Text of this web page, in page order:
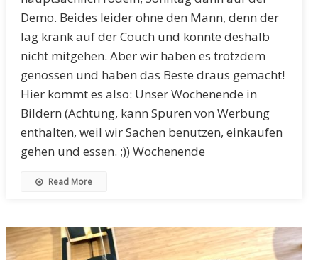
Demo. Beides leider ohne den Mann, denn der
lag krank auf der Couch und konnte deshalb
nicht mitgehen. Aber wir haben es trotzdem
genossen und haben das Beste draus gemacht!
Hier kommt es also: Unser Wochenende in
Bildern (Achtung, kann Spuren von Werbung
enthalten, weil wir Sachen benutzen, einkaufen
gehen und essen. ;)) Wochenende
Read More